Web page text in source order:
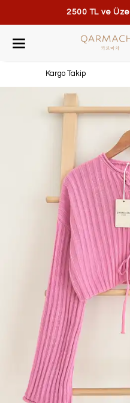
2500 TL ve
Kargo Takip